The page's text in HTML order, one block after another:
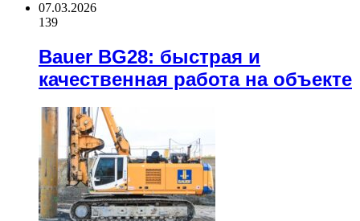
07.03.2026
139
Bauer BG28: быстрая и
качественная работа на объекте